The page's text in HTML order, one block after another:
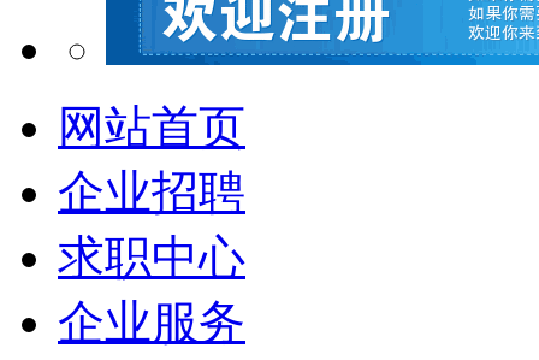
网站首页
企业招聘
求职中心
企业服务